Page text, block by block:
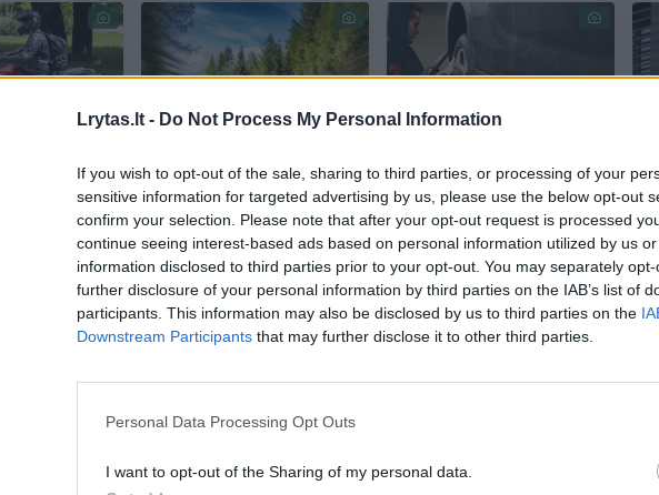
Lrytas.lt - Do Not Process My Personal Information
If you wish to opt-out of the sale, sharing to third parties, or processing of your
sensitive information for targeted advertising by us, please use the below opt-out
confirm your selection. Please note that after your opt-out request is processed
continue seeing interest-based ads based on personal information utilized by us
information disclosed to third parties prior to your opt-out. You may separately
further disclosure of your personal information by third parties on the IAB’s list of
participants. This information may also be disclosed by us to third parties on the
Downstream Participants that may further disclose it to other third parties.
Personal Data Processing Opt Outs
I want to opt-out of the Sharing of my personal data.
apie
ne visi
Saugaus eismo
ekspertas: netgi
dykumoje
pasipainioja karvė,
tad kodėl mes
leidžiame sau greitį
viršyti mieste?
Važiavimas ne
efektingai, o
efektyviai –
specialistas
išduoda 5 auksines
vairavimo taisykles
erzina, jei einant šaligatviu pro juos dideliu greičiu